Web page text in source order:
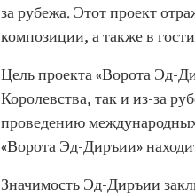
за рубежа. Этот проект
композиции, а также в
Цель проекта «Ворота Эд-
Королевства, так и из-за
проведению
«Ворота Эд-Диръии»
Значимость Эд-Диръии